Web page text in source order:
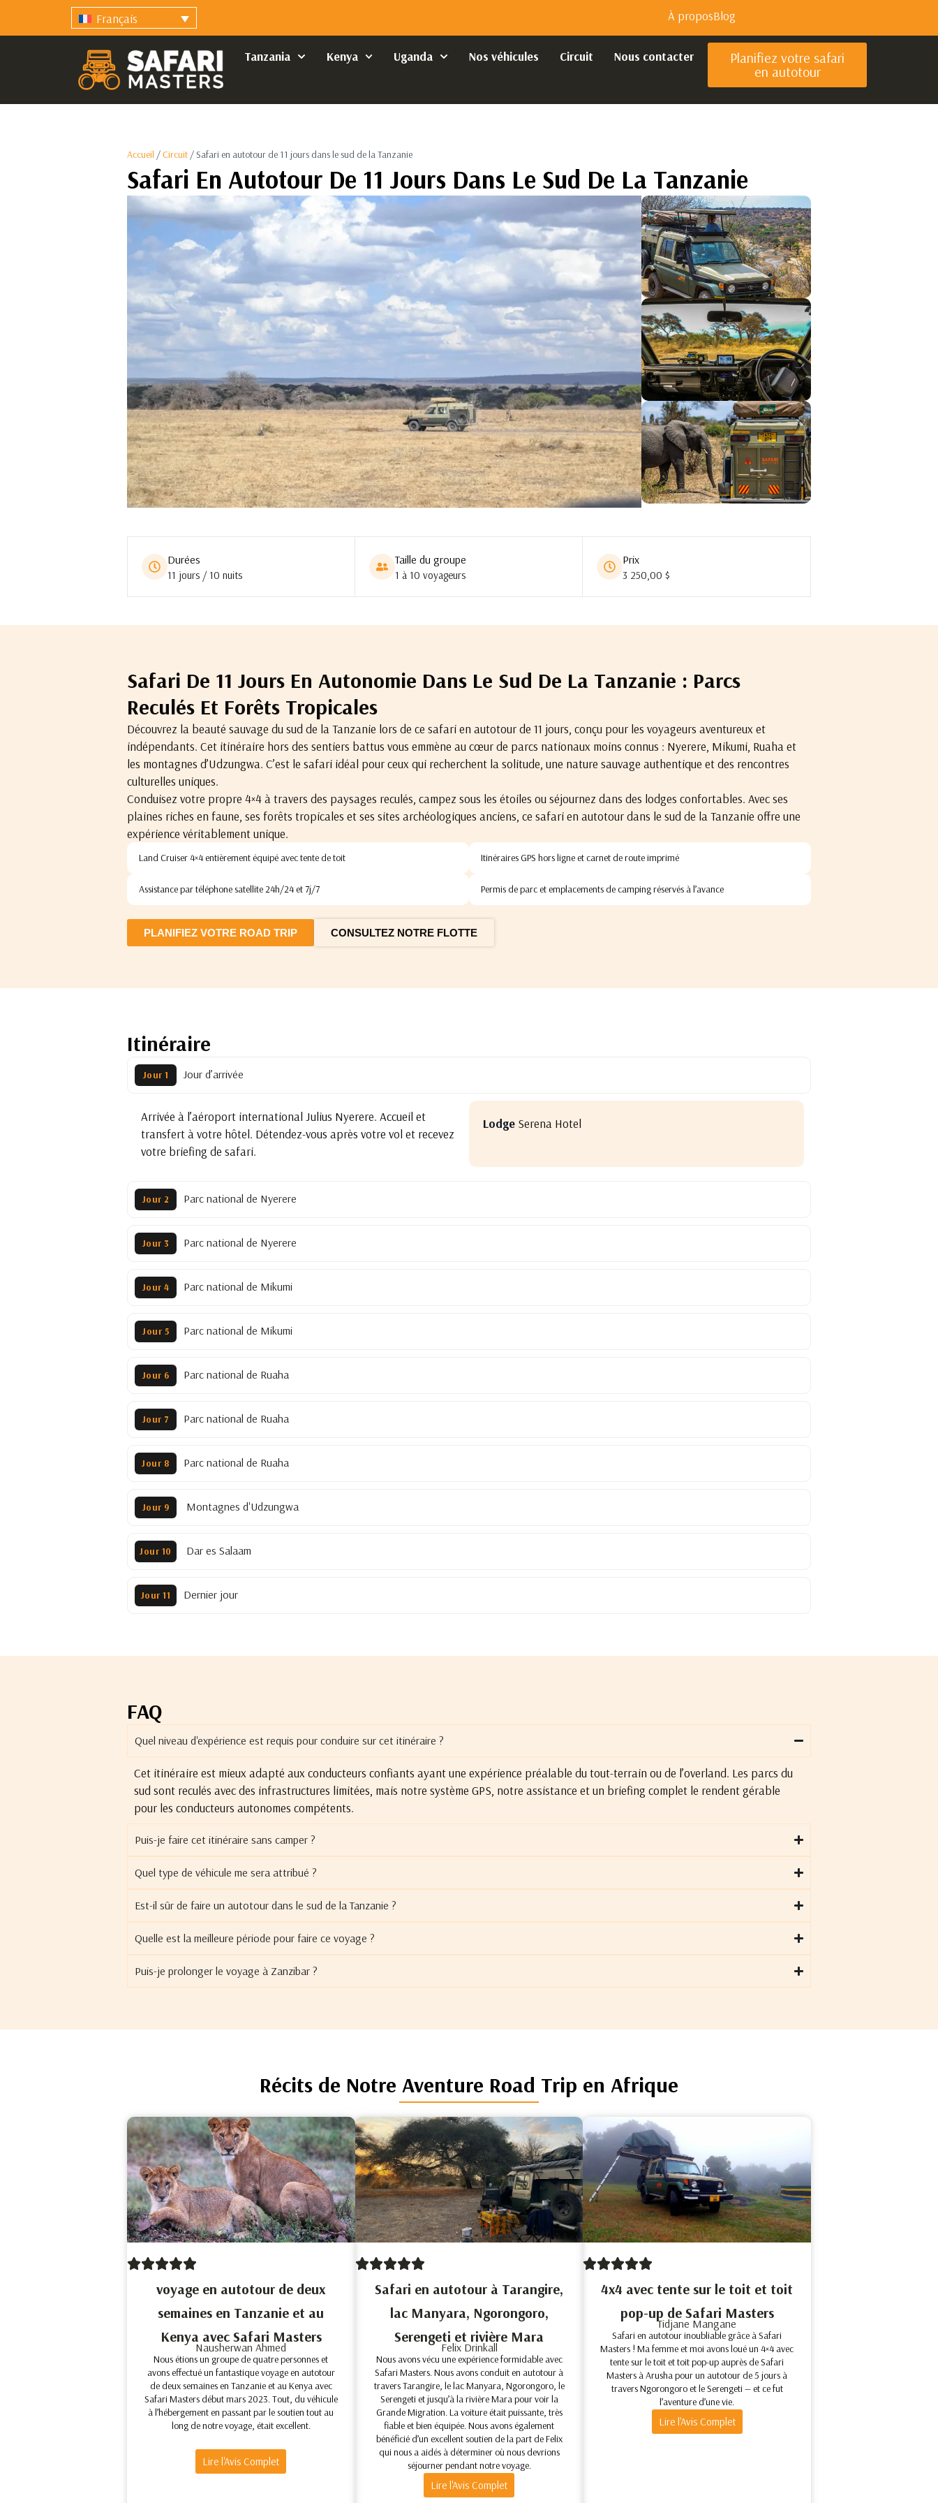
Français À proposBlog
Tanzania Kenya Uganda Nos véhicules Circuit Nous contacter
Planifiez votre safari
en autotour
Accueil / Circuit / Safari en autotour de 11 jours dans le sud de la Tanzanie
Safari En Autotour De 11 Jours Dans Le Sud De La Tanzanie
Durées
11 jours / 10 nuits
Taille du groupe
1 à 10 voyageurs
Prix
3 250,00 $
Safari De 11 Jours En Autonomie Dans Le Sud De La Tanzanie : Parcs
Reculés Et Forêts Tropicales
Découvrez la beauté sauvage du sud de la Tanzanie lors de ce safari en autotour de 11 jours, conçu pour les voyageurs aventureux et
indépendants. Cet itinéraire hors des sentiers battus vous emmène au cœur de parcs nationaux moins connus : Nyerere, Mikumi, Ruaha et
les montagnes d’Udzungwa. C’est le safari idéal pour ceux qui recherchent la solitude, une nature sauvage authentique et des rencontres
culturelles uniques.
Conduisez votre propre 4×4 à travers des paysages reculés, campez sous les étoiles ou séjournez dans des lodges confortables. Avec ses
plaines riches en faune, ses forêts tropicales et ses sites archéologiques anciens, ce safari en autotour dans le sud de la Tanzanie offre une
expérience véritablement unique.
Land Cruiser 4×4 entièrement équipé avec tente de toit Itinéraires GPS hors ligne et carnet de route imprimé
Assistance par téléphone satellite 24h/24 et 7j/7 Permis de parc et emplacements de camping réservés à l’avance
PLANIFIEZ VOTRE ROAD TRIP CONSULTEZ NOTRE FLOTTE
Itinéraire
Jour 1 Jour d’arrivée
Arrivée à l’aéroport international Julius Nyerere. Accueil et
transfert à votre hôtel. Détendez-vous après votre vol et recevez
votre briefing de safari.
Lodge Serena Hotel
Jour 2 Parc national de Nyerere
Jour 3 Parc national de Nyerere
Jour 4 Parc national de Mikumi
Jour 5 Parc national de Mikumi
Jour 6 Parc national de Ruaha
Jour 7 Parc national de Ruaha
Jour 8 Parc national de Ruaha
Jour 9 Montagnes d'Udzungwa
Jour 10 Dar es Salaam
Jour 11 Dernier jour
FAQ
Quel niveau d'expérience est requis pour conduire sur cet itinéraire ?
Cet itinéraire est mieux adapté aux conducteurs confiants ayant une expérience préalable du tout-terrain ou de l’overland. Les parcs du
sud sont reculés avec des infrastructures limitées, mais notre système GPS, notre assistance et un briefing complet le rendent gérable
pour les conducteurs autonomes compétents.
Puis-je faire cet itinéraire sans camper ?
Quel type de véhicule me sera attribué ?
Est-il sûr de faire un autotour dans le sud de la Tanzanie ?
Quelle est la meilleure période pour faire ce voyage ?
Puis-je prolonger le voyage à Zanzibar ?
Récits de Notre Aventure Road Trip en Afrique
voyage en autotour de deux
semaines en Tanzanie et au
Kenya avec Safari Masters
Nausherwan Ahmed
Nous étions un groupe de quatre personnes et
avons effectué un fantastique voyage en autotour
de deux semaines en Tanzanie et au Kenya avec
Safari Masters début mars 2023. Tout, du véhicule
à l’hébergement en passant par le soutien tout au
long de notre voyage, était excellent.
Lire l'Avis Complet
Safari en autotour à Tarangire,
lac Manyara, Ngorongoro,
Serengeti et rivière Mara
Felix Drinkall
Nous avons vécu une expérience formidable avec
Safari Masters. Nous avons conduit en autotour à
travers Tarangire, le lac Manyara, Ngorongoro, le
Serengeti et jusqu’à la rivière Mara pour voir la
Grande Migration. La voiture était puissante, très
fiable et bien équipée. Nous avons également
bénéficié d’un excellent soutien de la part de Felix
qui nous a aidés à déterminer où nous devrions
séjourner pendant notre voyage.
Lire l'Avis Complet
4x4 avec tente sur le toit et toit
pop-up de Safari Masters
Tidjane Mangane
Safari en autotour inoubliable grâce à Safari
Masters ! Ma femme et moi avons loué un 4×4 avec
tente sur le toit et toit pop-up auprès de Safari
Masters à Arusha pour un autotour de 5 jours à
travers Ngorongoro et le Serengeti — et ce fut
l’aventure d’une vie.
Lire l'Avis Complet